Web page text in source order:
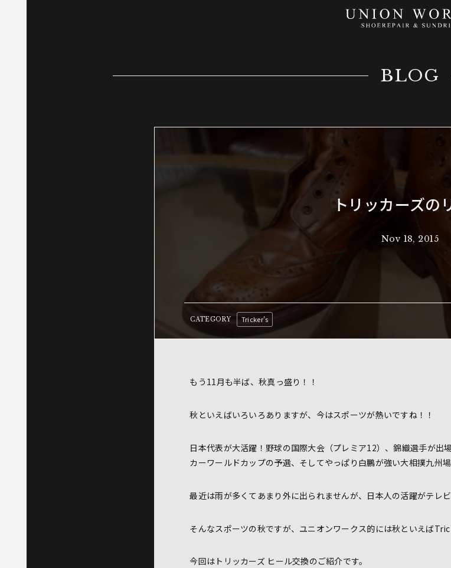
BLOG
トリッカーズの
Nov 18, 2015
CATEGORY Tricker's
もう11月も半ば、秋真っ盛り！！
秋といえばいろいろありますが、今はスポーツが熱いですね！！
日本代表が大活躍！野球の国際大会（プレミア12）、錦織選手が出
カーワールドカップの予選、そしてやっぱり白鵬が強い大相撲九州場
最近は雨が多くてあまり外に出られませんが、日本人の活躍がテレ
そんなスポーツの秋ですが、ユニオンワークス的には秋といえば
今回はトリッカーズ ヒール交換のご紹介です。